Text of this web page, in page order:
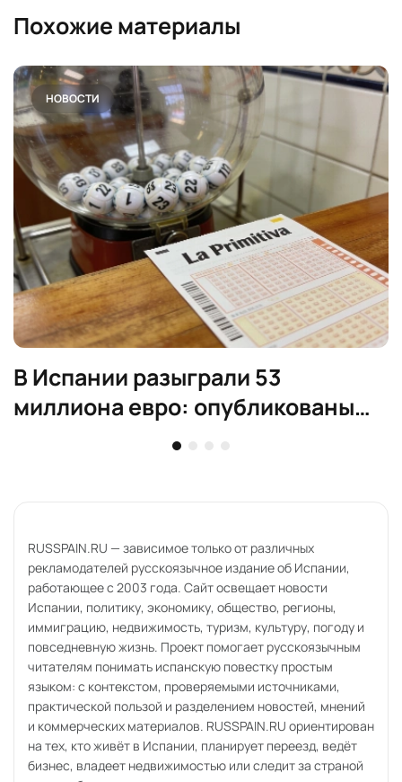
Похожие материалы
НОВОСТИ
В Испании разыграли 53
миллиона евро: опубликованы
номера La Primitiva
3 минут чтенияопубликовано29.04.2026, 18:10
В Мадриде и на побережье
ожидаются крупные пробки
из-за массовых выездов